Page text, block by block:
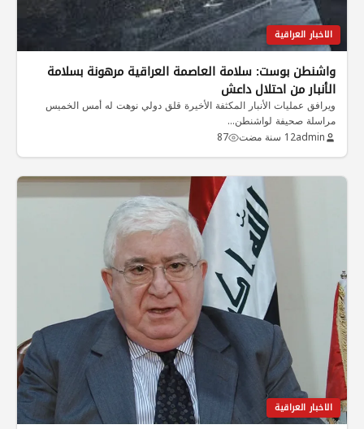
الاخبار العراقية
واشنطن بوست: سلامة العاصمة العراقية مرهونة بسلامة
الأنبار من احتلال داعش
ويرافق عمليات الأنبار المكثفة الأخيرة قلق دولي نوهت له أمس الخميس
مراسلة صحيفة لواشنطن…
admin12 سنة مضت 87
الاخبار العراقية